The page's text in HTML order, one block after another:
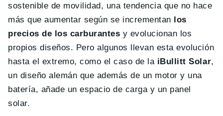
sostenible de movilidad, una tendencia que no hace
más que aumentar según se incrementan los
precios de los carburantes y evolucionan los
propios diseños. Pero algunos llevan esta evolución
hasta el extremo, como el caso de la iBullitt Solar,
un diseño alemán que además de un motor y una
batería, añade un espacio de carga y un panel
solar.